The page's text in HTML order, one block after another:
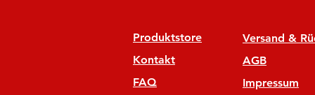
Produktstore
Kontakt
FAQ
Versand &
AGB
Impressum